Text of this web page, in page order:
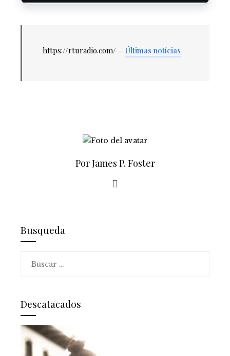
https://rturadio.com/ – Últimas notícias
Por James P. Foster
Busqueda
Descatacados